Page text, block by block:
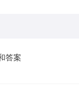
答案